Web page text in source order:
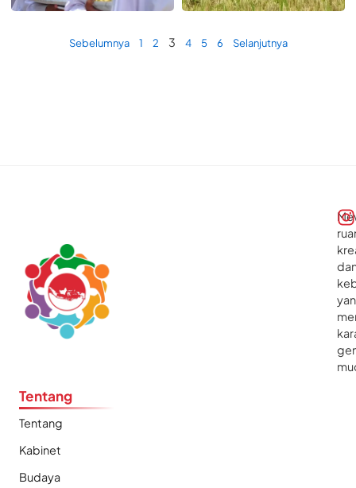
Sebelum Menanam
Sebelumnya 1 2 3 4 5 6 Selanjutnya
Tentang
Tentang
Kabinet
Budaya